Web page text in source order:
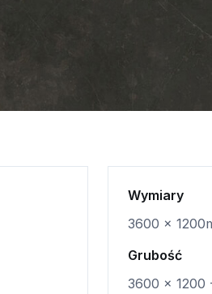
Wymiary
3600 x
Grubość
3600 x 1200